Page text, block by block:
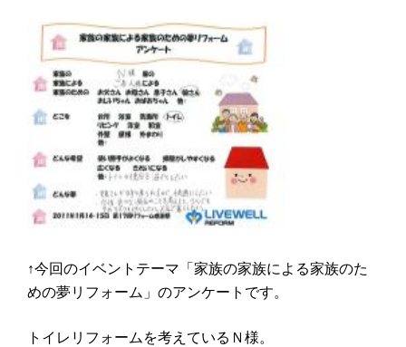
↑今回のイベントテーマ「家族の家族による家族のた
めの夢リフォーム」のアンケートです。
トイレリフォームを考えているＮ様。